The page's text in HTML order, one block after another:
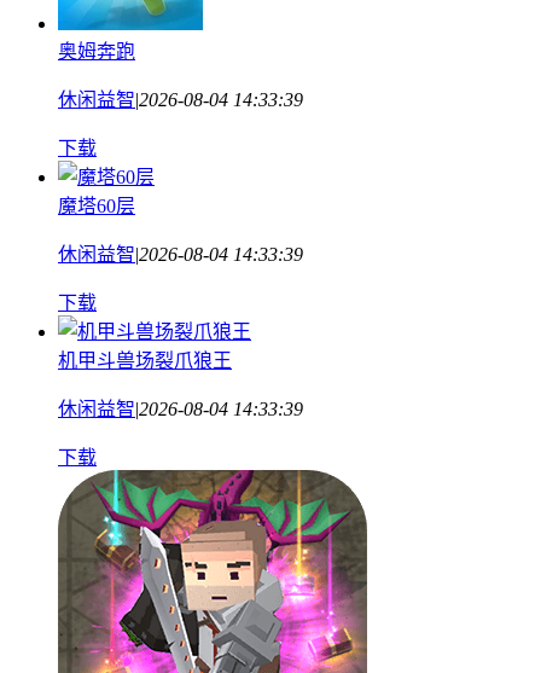
奥姆奔跑
休闲益智|2026-08-04 14:33:39
下载
魔塔60层
休闲益智|2026-08-04 14:33:39
下载
机甲斗兽场裂爪狼王
休闲益智|2026-08-04 14:33:39
下载